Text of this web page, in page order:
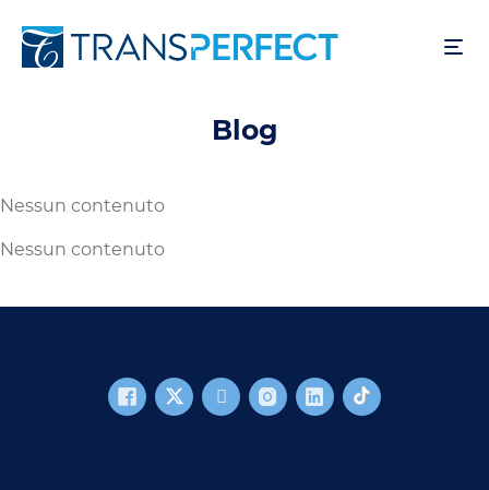
al
Blog
Nessun contenuto
Nessun contenuto